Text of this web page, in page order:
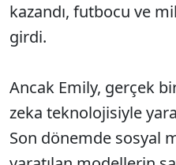
kazandı, futbocu ve
girdi.
Ancak Emily, gerçek
zeka teknolojisiyle
Son dönemde sosyal